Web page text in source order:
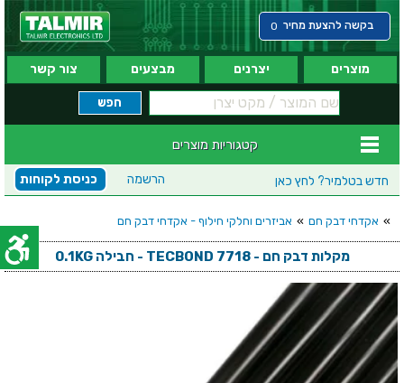
בקשה להצעת מחיר 0
מוצרים יצרנים מבצעים צור קשר
קטגוריות מוצרים
חדש בטלמיר? לחץ כאן כניסת לקוחות הרשמה
» אקדחי דבק חם » אביזרים וחלקי חילוף - אקדחי דבק חם
מקלות דבק חם - TECBOND 7718 - חבילה 0.1KG